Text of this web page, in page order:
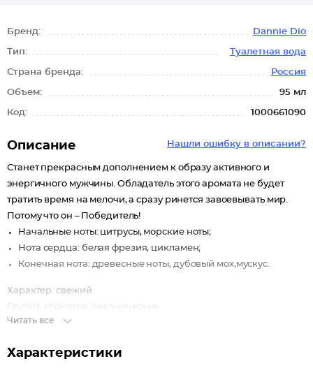
Бренд: Dannie Dio
Тип: Туалетная вода
Страна бренда: Россия
Объем: 95 мл
Код: 1000661090
Нашли ошибку в описании?
Описание
Станет прекрасным дополнением к образу активного и
энергичного мужчины. Обладатель этого аромата не будет
тратить время на мелочи, а сразу ринется завоевывать мир.
Потому что он – Победитель!
Начальные ноты: цитрусы, морские ноты;
Нота сердца: белая фрезия, цикламен;
Конечная нота: древесные ноты, дубовый мох,мускус.
Характер: свежий
Группа ароматов: океанические
Читать все
Характеристики